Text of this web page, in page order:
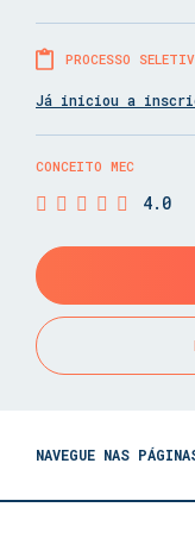
PROCESSO
Já iniciou a
CONCEITO MEC
4.0
NAVEGUE NAS